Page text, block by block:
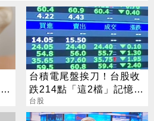
台積電尾盤挨刀！台股收
跌214點「這2檔」記憶體
逆勢收漲停
台股